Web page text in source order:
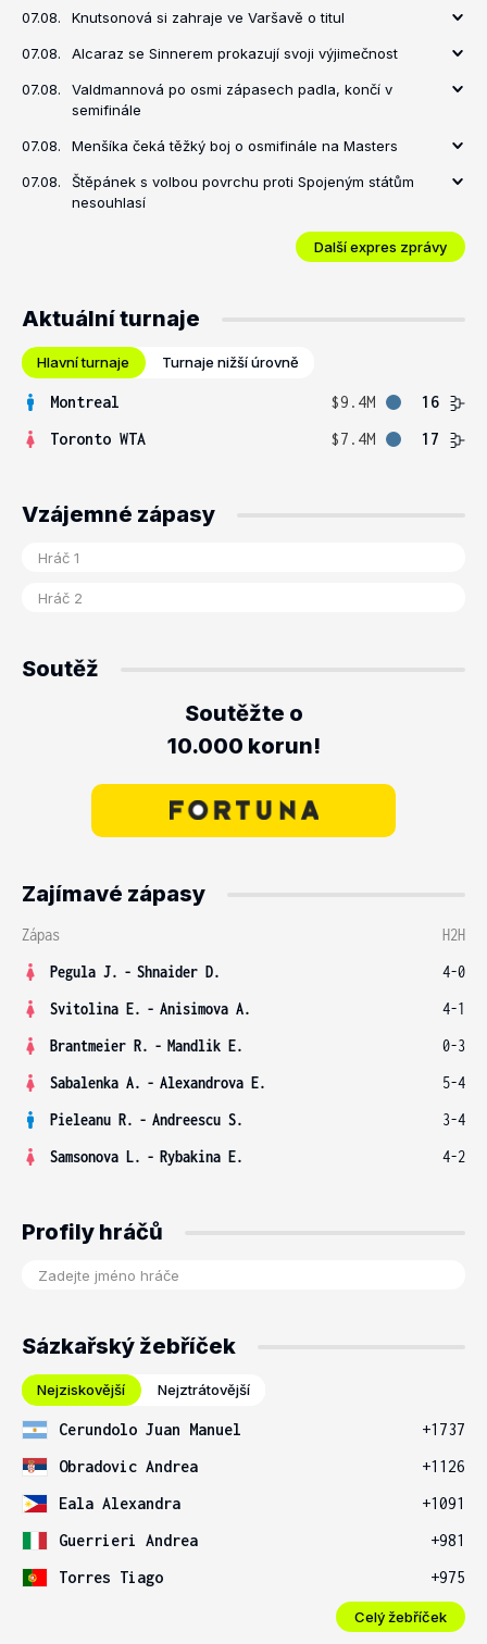
07.08. Knutsonová si zahraje ve Varšavě o titul
07.08. Alcaraz se Sinnerem prokazují svoji výjimečnost
07.08.
Valdmannová po osmi zápasech padla, končí v
semifinále
07.08. Menšíka čeká těžký boj o osmifinále na Masters
07.08.
Štěpánek s volbou povrchu proti Spojeným státům
nesouhlasí
Další expres zprávy
Aktuální turnaje
Hlavní turnaje Turnaje nižší úrovně
Montreal $9.4M
16
Toronto WTA
$7.4M 17
Vzájemné zápasy
Soutěž
Soutěžte o
10.000 korun!
Zajímavé zápasy
Zápas
H2H
Pegula J. - Shnaider D.
4-0
Svitolina E. - Anisimova A.
4-1
Brantmeier R. - Mandlik E.
0-3
Sabalenka A. - Alexandrova E.
5-4
Pieleanu R. - Andreescu S.
3-4
Samsonova L. - Rybakina E. 4-2
Profily hráčů
Sázkařský žebříček
Nejziskovější Nejztrátovější
Cerundolo Juan Manuel
+1737
Obradovic Andrea
+1126
Eala Alexandra
+1091
Guerrieri Andrea
+981
Torres Tiago
+975
Celý žebříček